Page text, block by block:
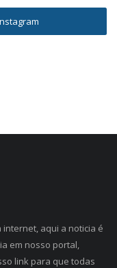
aqui a noticia é
em nosso portal,
link para que todas